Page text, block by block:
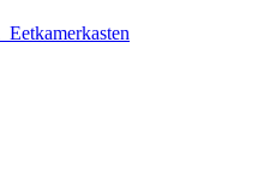
Eetkamerkasten